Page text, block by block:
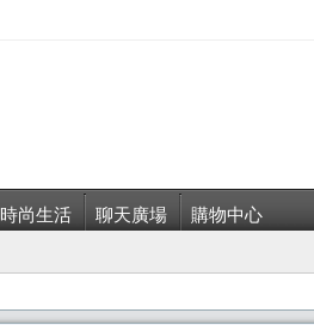
時尚生活 聊天廣場 購物中心